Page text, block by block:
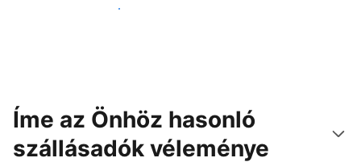
Érjen el új vendégeket még ma
Íme az Önhöz hasonló
szállásadók véleménye